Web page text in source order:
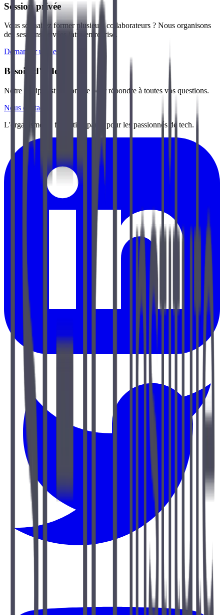
Session privée
Vous souhaitez former plusieurs collaborateurs ? Nous organisons
des sessions privées intra-entreprise.
Demander un devis
Besoin d'aide ?
Notre équipe est disponible pour répondre à toutes vos questions.
Nous contacter
L'organisme de formation par et pour les passionnés de tech.